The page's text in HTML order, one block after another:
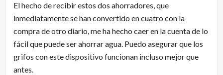
El hecho de recibir estos dos ahorradores, que
inmediatamente se han convertido en cuatro con la
compra de otro diario, me ha hecho caer en la cuenta de lo
fácil que puede ser ahorrar agua. Puedo asegurar que los
grifos con este dispositivo funcionan incluso mejor que
antes.